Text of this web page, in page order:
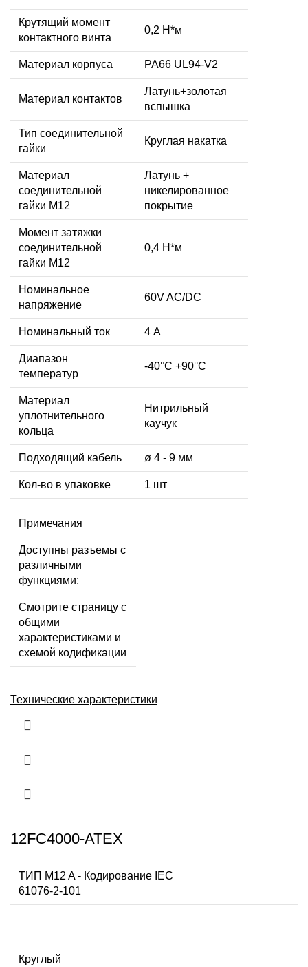
Крутящий момент
контактного винта
0,2 Н*м
Материал корпуса PA66 UL94-V2
Материал контактов
Латунь+золотая
вспышка
Тип соединительной
гайки
Круглая накатка
Материал
соединительной
гайки M12
Латунь +
никелированное
покрытие
Момент затяжки
соединительной
гайки M12
0,4 Н*м
Номинальное
напряжение
60V AC/DC
Номинальный ток 4 А
Диапазон
температур
-40°C +90°C
Материал
уплотнительного
кольца
Нитрильный
каучук
Подходящий кабель ø 4 - 9 мм
Кол-во в упаковке 1 шт
Примечания
Доступны разъемы с
различными
функциями:
Смотрите страницу с
общими
характеристиками и
схемой кодификации
Технические характеристики
12FC4000-ATEX
ТИП M12 A - Кодирование IEC
61076-2-101
Круглый